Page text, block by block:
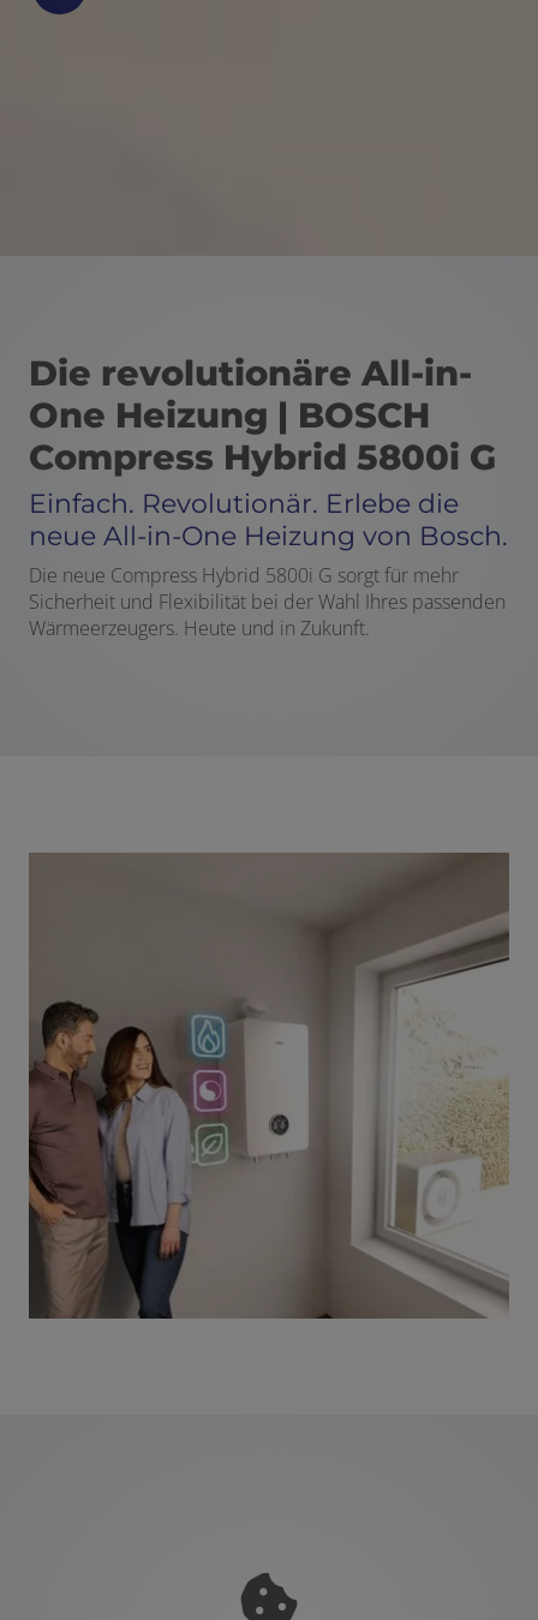
Die revolutionäre All-in-
One Heizung | BOSCH
Compress Hybrid 5800i G
Einfach. Revolutionär. Erlebe die
neue All-in-One Heizung von Bosch.
Die neue Compress Hybrid 5800i G sorgt für mehr
Sicherheit und Flexibilität bei der Wahl Ihres passenden
Wärmeerzeugers. Heute und in Zukunft.